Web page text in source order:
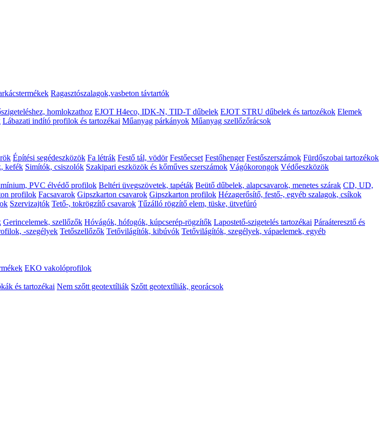
Ragasztószalagok,vasbeton távtartók
homlokzathoz EJOT H4eco, IDK-N, TID-T dűbelek EJOT STRU dűbelek és tartozékok Elemek
Lábazati indító profilok és tartozékai Műanyag párkányok Műanyag szellőzőrácsok
Építési segédeszközök Fa létrák Festő tál, vödör Festőecset Festőhenger Festőszerszámok Fürdőszobai tartozékok
kefék Simítók, csiszolók Szakipari eszközök és kőműves szerszámok Vágókorongok Védőeszközök
PVC élvédő profilok Beltéri üvegszövetek, tapéták Beütő dűbelek, alapcsavarok, menetes szárak CD, UD,
profilok Facsavarok Gipszkarton csavarok Gipszkarton profilok Hézagerősítő, festő-, egyéb szalagok, csíkok
Szervizajtók Tető-, tokrögzítő csavarok Tűzálló rögzítő elem, tüske, ütvefúró
Gerincelemek, szellőzők Hóvágók, hófogók, kúpcserép-rögzítők Lapostető-szigetelés tartozékai Páraáteresztő és
-szegélyek Tetőszellőzők Tetővilágítók, kibúvók Tetővilágítók, szegélyek, vápaelemek, egyéb
EKO vakolóprofilok
és tartozékai Nem szőtt geotextíliák Szőtt geotextíliák, georácsok